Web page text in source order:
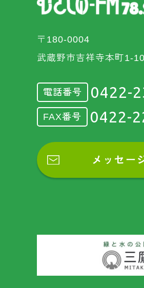
〒180-0004
武蔵野市吉祥寺本町1-
電話番号 0422-
FAX番号 0422-
メッセー